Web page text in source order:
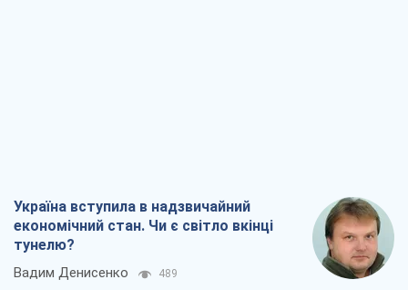
Україна вступила в надзвичайний
економічний стан. Чи є світло вкінці
тунелю?
Вадим Денисенко 489